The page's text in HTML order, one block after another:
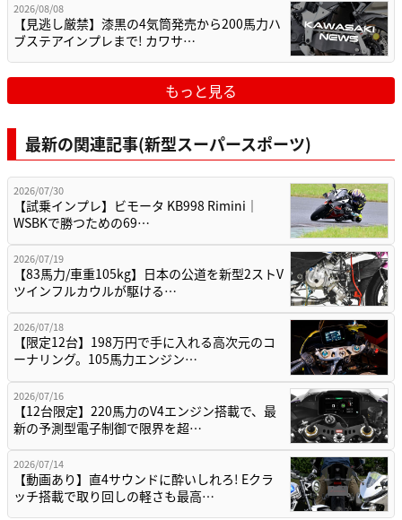
2026/08/08
【見逃し厳禁】漆黒の4気筒発売から200馬力ハ
ブステアインプレまで! カワサ…
もっと見る
最新の関連記事(新型スーパースポーツ)
2026/07/30
【試乗インプレ】ビモータ KB998 Rimini｜
WSBKで勝つための69…
2026/07/19
【83馬力/車重105kg】日本の公道を新型2ストV
ツインフルカウルが駆ける…
2026/07/18
【限定12台】198万円で手に入れる高次元のコ
ーナリング。105馬力エンジン…
2026/07/16
【12台限定】220馬力のV4エンジン搭載で、最
新の予測型電子制御で限界を超…
2026/07/14
【動画あり】直4サウンドに酔いしれろ! Eクラ
ッチ搭載で取り回しの軽さも最高…